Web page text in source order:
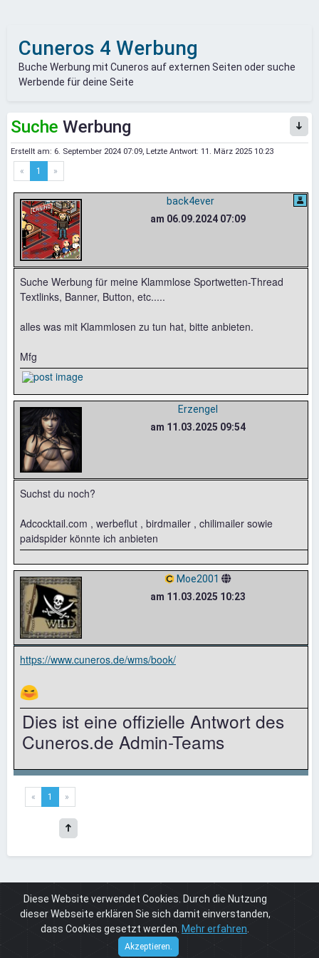
Cuneros 4 Werbung
Buche Werbung mit Cuneros auf externen Seiten oder suche
Werbende für deine Seite
Suche Werbung
Erstellt am: 6. September 2024 07:09, Letzte Antwort: 11. März 2025 10:23
« 1 »
back4ever
am 06.09.2024 07:09
Suche Werbung für meine Klammlose Sportwetten-Thread
Textlinks, Banner, Button, etc.....
alles was mit Klammlosen zu tun hat, bitte anbieten.
Mfg
Erzengel
am 11.03.2025 09:54
Suchst du noch?
Adcocktail.com , werbeflut , birdmailer , chilimailer sowie
paidspider könnte ich anbieten
Moe2001
am 11.03.2025 10:23
https://www.cuneros.de/wms/book/
😆
Dies ist eine offizielle Antwort des
Cuneros.de Admin-Teams
« 1 »
Board Cuneros 4 Cuneros 4 Werbung Werbung
Diese Website verwendet Cookies. Durch die Nutzung
dieser Webseite erklären Sie sich damit einverstanden,
dass Cookies gesetzt werden. Mehr erfahren
Akzeptieren.